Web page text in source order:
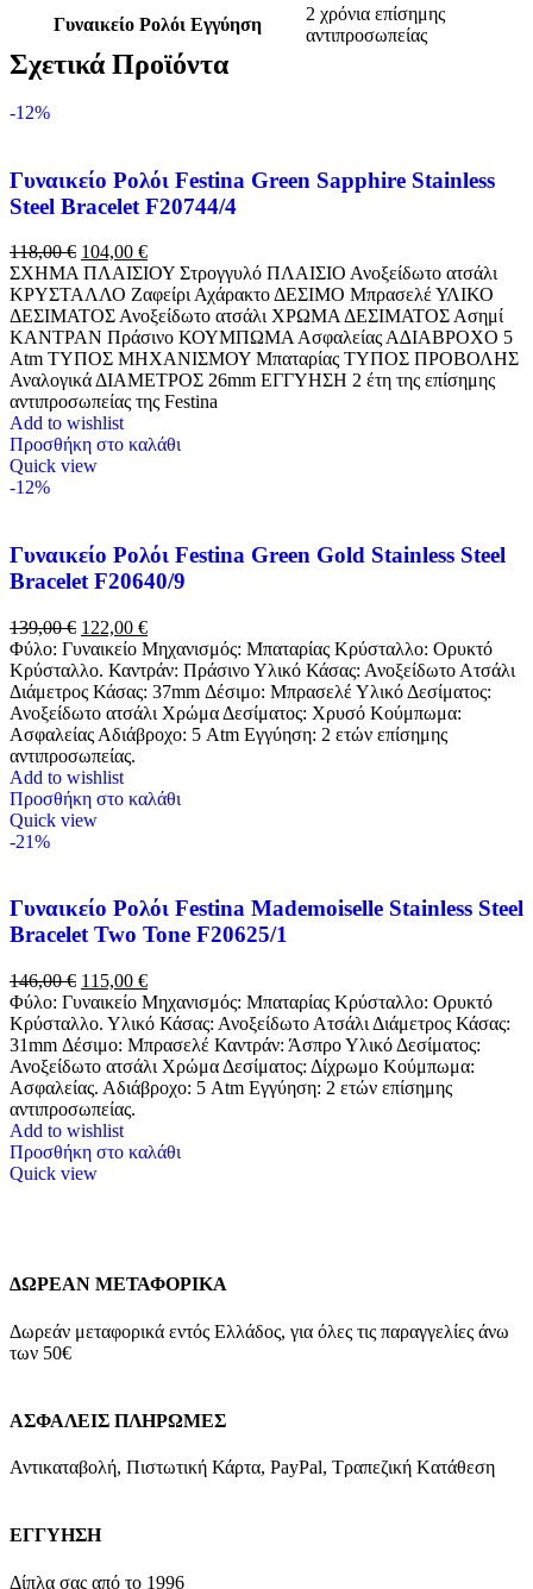
Γυναικείο Ρολόι Εγγύηση
2 χρόνια επίσημης
αντιπροσωπείας
Σχετικά Προϊόντα
-12%
Γυναικείο Ρολόι Festina Green Sapphire Stainless
Steel Bracelet F20744/4
118,00€ 104,00 €
ΣΧΗΜΑ ΠΛΑΙΣΙΟΥ Στρογγυλό ΠΛΑΙΣΙΟ Ανοξείδωτο ατσάλι
ΚΡΥΣΤΑΛΛΟ Ζαφείρι Αχάρακτο ΔΕΣΙΜΟ Μπρασελέ ΥΛΙΚΟ
ΔΕΣΙΜΑΤΟΣ Ανοξείδωτο ατσάλι ΧΡΩΜΑ ΔΕΣΙΜΑΤΟΣ Ασημί
ΚΑΝΤΡΑΝ Πράσινο ΚΟΥΜΠΩΜΑ Ασφαλείας Α∆ΙΑΒΡΟΧΟ 5
Atm ΤΥΠΟΣ ΜΗΧΑΝΙΣΜΟΥ Μπαταρίας ΤΥΠΟΣ ΠΡΟΒΟΛΗΣ
Αναλογικά ΔΙΑΜΕΤΡΟΣ 26mm EΓΓΥΗΣΗ 2 έτη της επίσημης
αντιπροσωπείας της Festina
Add to wishlist
Προσθήκη στο καλάθι
Quick view
-12%
Γυναικείο Ρολόι Festina Green Gold Stainless Steel
Bracelet F20640/9
139,00€ 122,00 €
Φύλο: Γυναικείο Μηχανισμός: Μπαταρίας Κρύσταλλο: Ορυκτό
Κρύσταλλο. Καντράν: Πράσινο Υλικό Κάσας: Ανοξείδωτο Ατσάλι
Διάμετρος Κάσας: 37mm Δέσιμο: Μπρασελέ Υλικό Δεσίματος:
Ανοξείδωτο ατσάλι Χρώμα Δεσίματος: Χρυσό Κούμπωμα:
Ασφαλείας Αδιάβροχο: 5 Atm Εγγύηση: 2 ετών επίσημης
αντιπροσωπείας.
Add to wishlist
Προσθήκη στο καλάθι
Quick view
-21%
Γυναικείο Ρολόι Festina Mademoiselle Stainless Steel
Bracelet Two Tone F20625/1
146,00€ 115,00 €
Φύλο: Γυναικείο Μηχανισμός: Μπαταρίας Κρύσταλλο: Ορυκτό
Κρύσταλλο. Υλικό Κάσας: Ανοξείδωτο Ατσάλι Διάμετρος Κάσας:
31mm Δέσιμο: Μπρασελέ Καντράν: Άσπρο Υλικό Δεσίματος:
Ανοξείδωτο ατσάλι Χρώμα Δεσίματος: Δίχρωμο Κούμπωμα:
Ασφαλείας. Αδιάβροχο: 5 Atm Εγγύηση: 2 ετών επίσημης
αντιπροσωπείας.
Add to wishlist
Προσθήκη στο καλάθι
Quick view
ΔΩΡΕΑΝ ΜΕΤΑΦΟΡΙΚΑ
Δωρεάν μεταφορικά εντός Ελλάδος, για όλες τις παραγγελίες άνω
των 50€
ΑΣΦΑΛΕΙΣ ΠΛΗΡΩΜΕΣ
Αντικαταβολή, Πιστωτική Κάρτα, PayPal, Τραπεζική Kατάθεση
ΕΓΓΥΗΣΗ
Δίπλα σας από το 1996